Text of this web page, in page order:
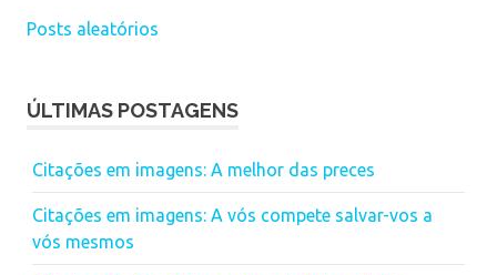
Posts aleatórios
ÚLTIMAS POSTAGENS
Citações em imagens: A melhor das preces
Citações em imagens: A vós compete salvar-vos a
vós mesmos